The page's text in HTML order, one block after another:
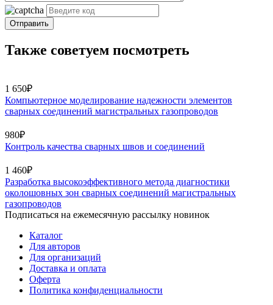
Отправить
Также советуем посмотреть
1 650₽
Компьютерное моделирование надежности элементов
сварных соединений магистральных газопроводов
980₽
Контроль качества сварных швов и соединений
1 460₽
Разработка высокоэффективного метода диагностики
околошовных зон сварных соединений магистральных
газопроводов
Подписаться на ежемесячную рассылку новинок
Каталог
Для авторов
Для организаций
Доставка и оплата
Оферта
Политика конфиденциальности